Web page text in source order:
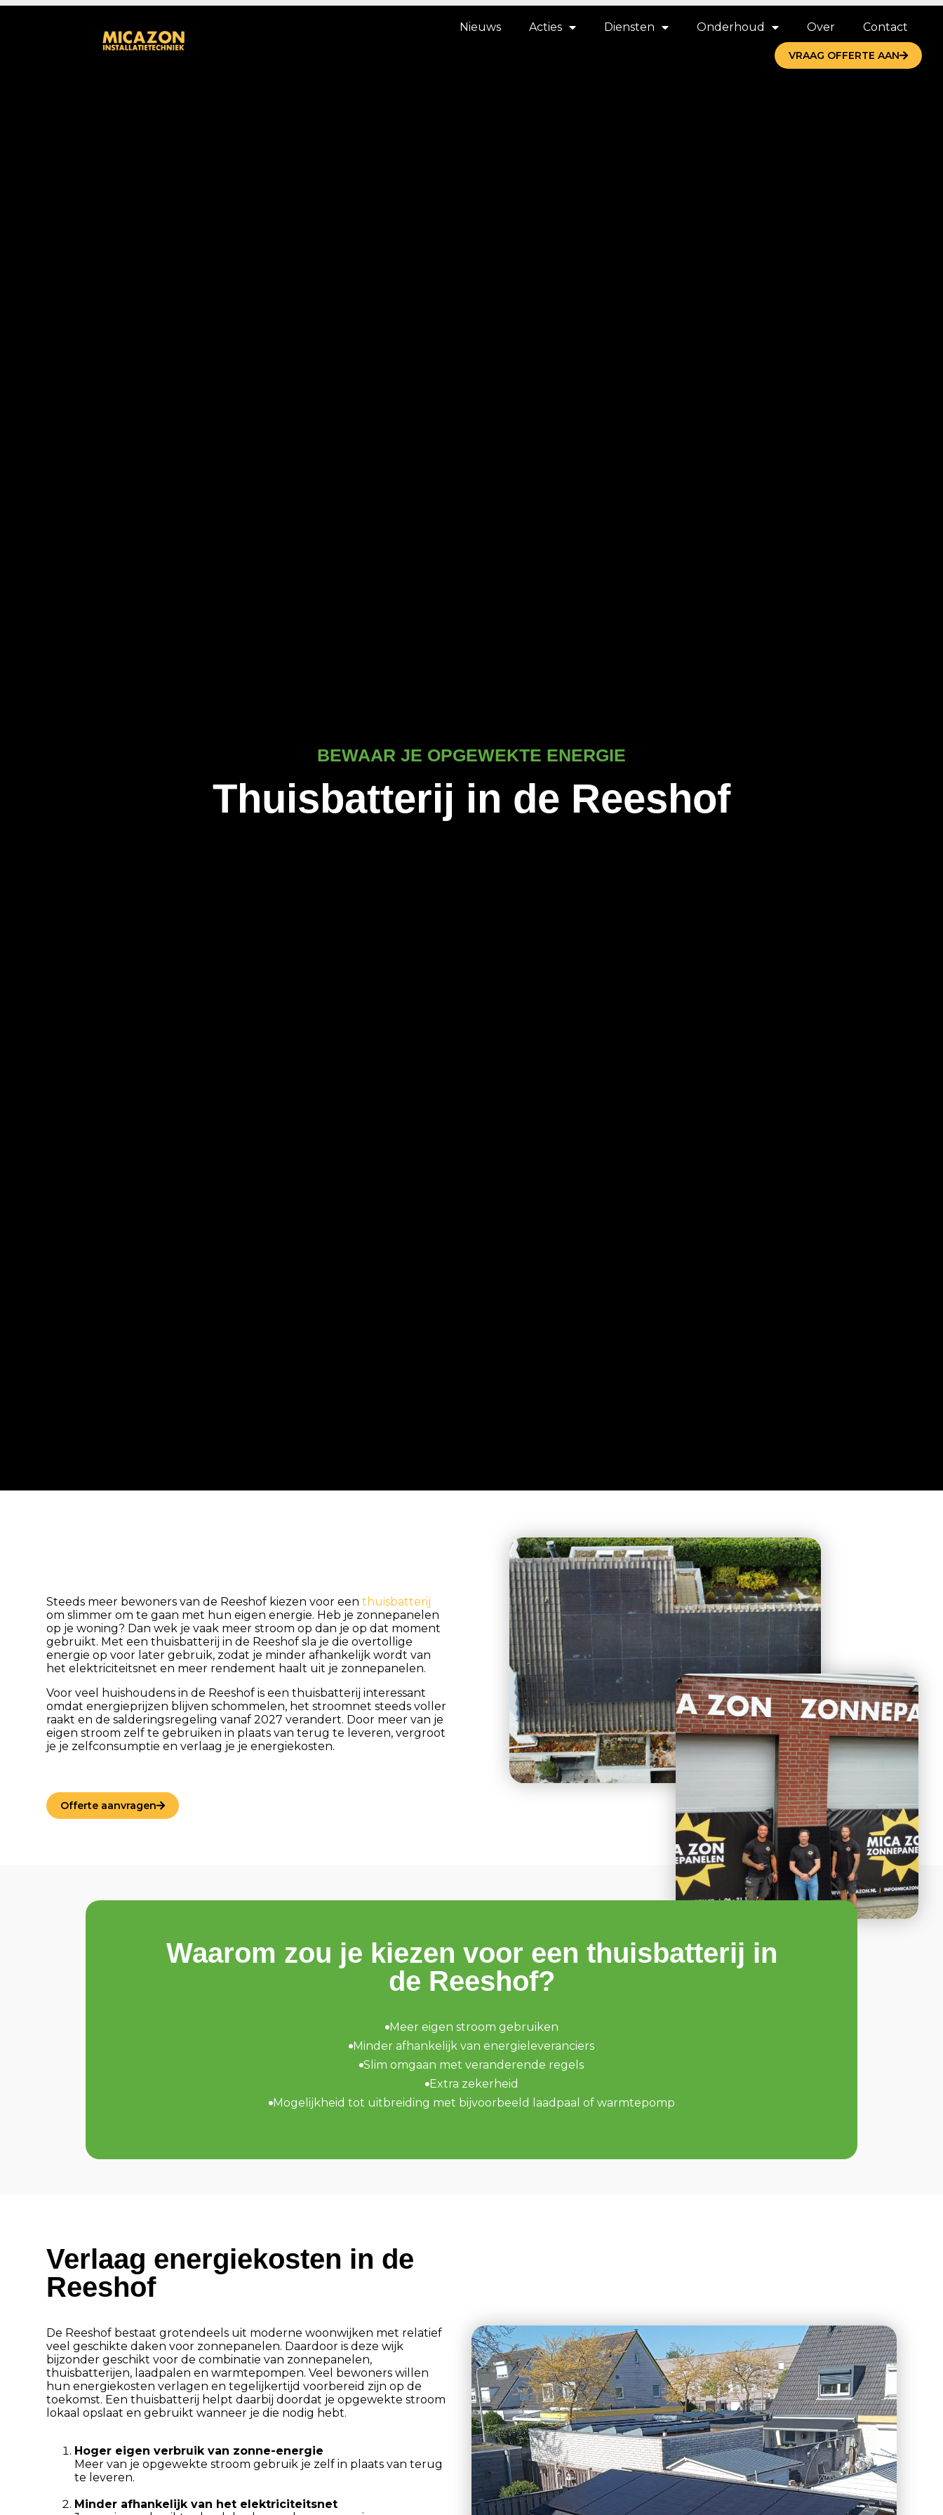
Nieuws Acties Diensten Onderhoud Over Contact
VRAAG OFFERTE AAN
BEWAAR JE OPGEWEKTE ENERGIE
Thuisbatterij in de Reeshof
Steeds meer bewoners van de Reeshof kiezen voor eenthuisbatterij
om slimmer om te gaan met hun eigen energie. Heb je zonnepanelen
op je woning? Dan wek je vaak meer stroom op dan je op dat moment
gebruikt. Met een thuisbatterij in de Reeshof sla je die overtollige
energie op voor later gebruik, zodat je minder afhankelijk wordt van
het elektriciteitsnet en meer rendement haalt uit je zonnepanelen.
Voor veel huishoudens in de Reeshof is een thuisbatterij interessant
omdat energieprijzen blijven schommelen, het stroomnet steeds voller
raakt en de salderingsregeling vanaf 2027 verandert. Door meer van je
eigen stroom zelf te gebruiken in plaats van terug te leveren, vergroot
je je zelfconsumptie en verlaag je je energiekosten.
Offerte aanvragen
Waarom zou je kiezen voor een thuisbatterij in
de Reeshof?
Meer eigen stroom gebruiken
Minder afhankelijk van energieleveranciers
Slim omgaan met veranderende regels
Extra zekerheid
Mogelijkheid tot uitbreiding met bijvoorbeeld laadpaal of warmtepomp
Verlaag energiekosten in de
Reeshof
De Reeshof bestaat grotendeels uit moderne woonwijken met relatief
veel geschikte daken voor zonnepanelen. Daardoor is deze wijk
bijzonder geschikt voor de combinatie van zonnepanelen,
thuisbatterijen, laadpalen en warmtepompen. Veel bewoners willen
hun energiekosten verlagen en tegelijkertijd voorbereid zijn op de
toekomst. Een thuisbatterij helpt daarbij doordat je opgewekte stroom
lokaal opslaat en gebruikt wanneer je die nodig hebt.
Hoger eigen verbruik van zonne-energie
Meer van je opgewekte stroom gebruik je zelf in plaats van terug
te leveren.
Minder afhankelijk van het elektriciteitsnet